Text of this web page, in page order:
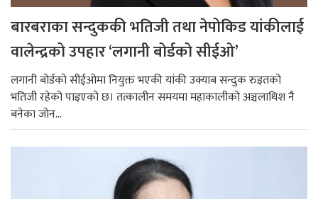
बारबराका सन्दुककी भतिजी तथा नेपोकिड यांकीलाई
वालेन्द्रको उपहार ‘लगानी बोर्डको सीईओ’
लगानी बोर्डको सीईओमा नियुक्त भएकी यांकी उक्याब सन्दुक रुइतको
भतिजी रहेको पाइएको छ। तत्कालीन समयमा महाकालीको अञ्चलाधिश नै
बनेका जोन...